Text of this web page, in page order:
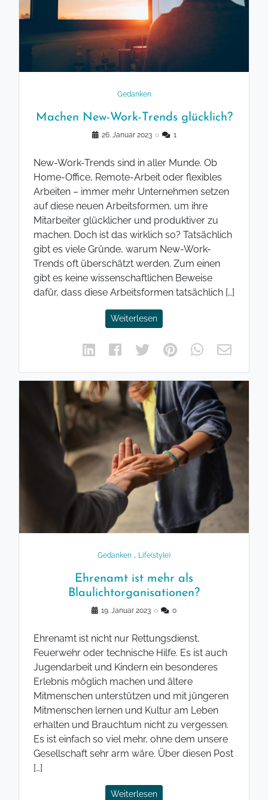
Gedanken
Machen New-Work-Trends glücklich?
26. Januar 2023 ◌ 1
New-Work-Trends sind in aller Munde. Ob
Home-Office, Remote-Arbeit oder flexibles
Arbeiten – immer mehr Unternehmen setzen
auf diese neuen Arbeitsformen, um ihre
Mitarbeiter glücklicher und produktiver zu
machen. Doch ist das wirklich so? Tatsächlich
gibt es viele Gründe, warum New-Work-
Trends oft überschätzt werden. Zum einen
gibt es keine wissenschaftlichen Beweise
dafür, dass diese Arbeitsformen tatsächlich […]
Weiterlesen
Gedanken . Life(style)
Ehrenamt ist mehr als
Blaulichtorganisationen?
19. Januar 2023 ◌ 0
Ehrenamt ist nicht nur Rettungsdienst,
Feuerwehr oder technische Hilfe. Es ist auch
Jugendarbeit und Kindern ein besonderes
Erlebnis möglich machen und ältere
Mitmenschen unterstützen und mit jüngeren
Mitmenschen lernen und Kultur am Leben
erhalten und Brauchtum nicht zu vergessen.
Es ist einfach so viel mehr, ohne dem unsere
Gesellschaft sehr arm wäre. Über diesen Post
[…]
Weiterlesen